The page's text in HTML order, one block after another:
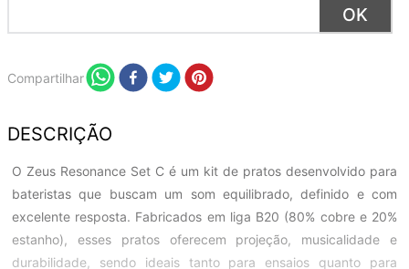
Compartilhar
DESCRIÇÃO
O Zeus Resonance Set C é um kit de pratos desenvolvido para
bateristas que buscam um som equilibrado, definido e com
excelente resposta. Fabricados em liga B20 (80% cobre e 20%
estanho), esses pratos oferecem projeção, musicalidade e
durabilidade, sendo ideais tanto para ensaios quanto para